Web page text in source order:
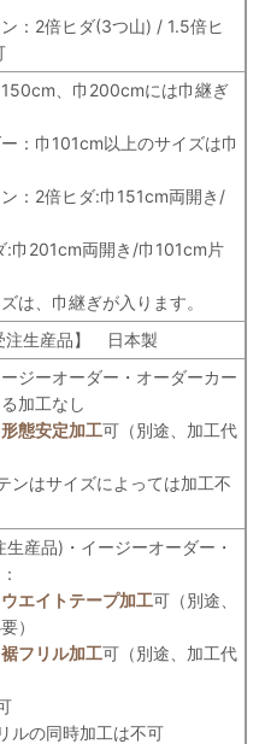
：2倍ヒダ(3つ山) / 1.5倍ヒ
150cm、巾200cmには巾継ぎ
：巾101cm以上のサイズは巾
ン：2倍ヒダ:巾151cm両開き/
巾201cm両開き/巾101cm片
は、巾継ぎが入ります。
注生産品】 日本製
ジーオーダー・オーダーカー
加工なし
形態安定加工可（別途、加工代
ンはサイズによっては加工不
生産品)・イージーオーダー・
ウエイトテープ加工可（別途、
）
裾フリル加工可（別途、加工代
ルの同時加工は不可